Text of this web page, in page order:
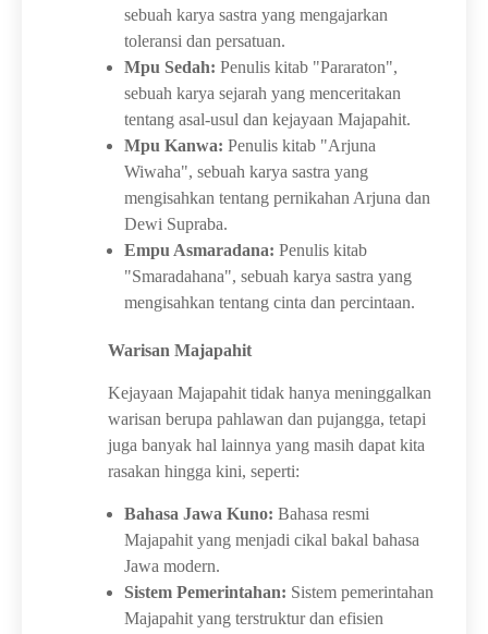
sebuah karya sastra yang mengajarkan
toleransi dan persatuan.
Mpu Sedah: Penulis kitab "Pararaton",
sebuah karya sejarah yang menceritakan
tentang asal-usul dan kejayaan Majapahit.
Mpu Kanwa: Penulis kitab "Arjuna
Wiwaha", sebuah karya sastra yang
mengisahkan tentang pernikahan Arjuna dan
Dewi Supraba.
Empu Asmaradana: Penulis kitab
"Smaradahana", sebuah karya sastra yang
mengisahkan tentang cinta dan percintaan.
Warisan Majapahit
Kejayaan Majapahit tidak hanya meninggalkan
warisan berupa pahlawan dan pujangga, tetapi
juga banyak hal lainnya yang masih dapat kita
rasakan hingga kini, seperti:
Bahasa Jawa Kuno: Bahasa resmi
Majapahit yang menjadi cikal bakal bahasa
Jawa modern.
Sistem Pemerintahan: Sistem pemerintahan
Majapahit yang terstruktur dan efisien